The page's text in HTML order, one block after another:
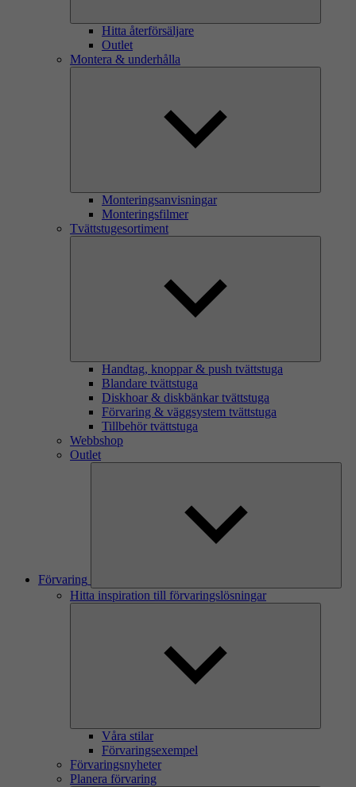
Hitta återförsäljare
Outlet
Montera & underhålla
Monteringsanvisningar
Monteringsfilmer
Tvättstugesortiment
Handtag, knoppar & push tvättstuga
Blandare tvättstuga
Diskhoar & diskbänkar tvättstuga
Förvaring & väggsystem tvättstuga
Tillbehör tvättstuga
Webbshop
Outlet
Förvaring
Hitta inspiration till förvaringslösningar
Våra stilar
Förvaringsexempel
Förvaringsnyheter
Planera förvaring